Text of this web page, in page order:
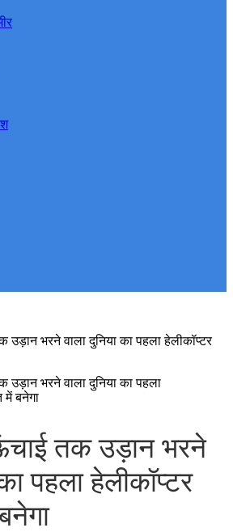
भरने वाला दुनिया का पहला हेलीकॉप्टर
उड़ान भरने वाला दुनिया का पहला
में बनेगा
तक उड़ान भरने
पहला हेलीकॉप्टर